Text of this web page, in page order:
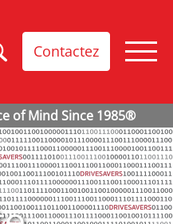
Contactez